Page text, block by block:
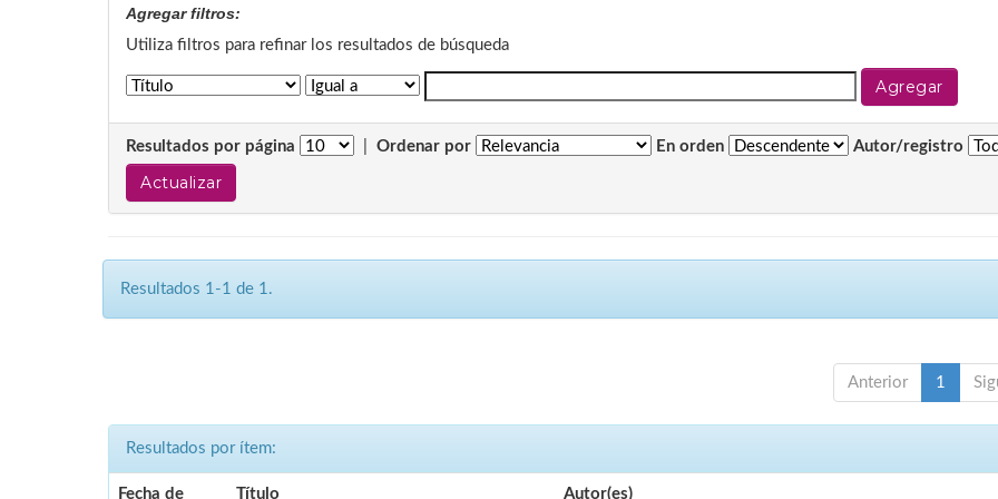
Agregar filtros:
Utiliza filtros para refinar los resultados de búsqueda
Resultados por página Ordenar por En orden Autor/registro
Resultados 1-1 de 1.
Anterior 1
Resultados por ítem:
Fecha de Título Autor(es)